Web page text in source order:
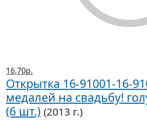
16,70р.
Открытка 16-91001-16-
медалей на свадьбу!
(6 шт.) (2013 г.)